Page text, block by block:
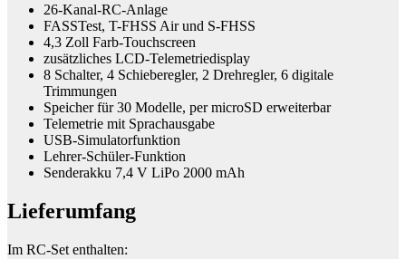
26-Kanal-RC-Anlage
FASSTest, T-FHSS Air und S-FHSS
4,3 Zoll Farb-Touchscreen
zusätzliches LCD-Telemetriedisplay
8 Schalter, 4 Schieberegler, 2 Drehregler, 6 digitale
Trimmungen
Speicher für 30 Modelle, per microSD erweiterbar
Telemetrie mit Sprachausgabe
USB-Simulatorfunktion
Lehrer-Schüler-Funktion
Senderakku 7,4 V LiPo 2000 mAh
Lieferumfang
Im RC-Set enthalten: